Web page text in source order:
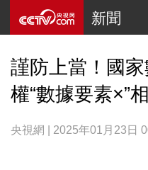
新聞
謹防上當！國
權“數據要素×”
央視網 | 2025年01月23日